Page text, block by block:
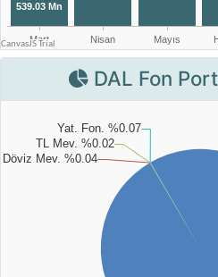
DAL Fon